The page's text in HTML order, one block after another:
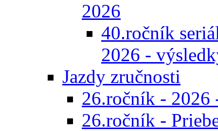
2026
40.ročník
2026 -
Jazdy zručnosti
26.ročník - 2026
26.ročník -